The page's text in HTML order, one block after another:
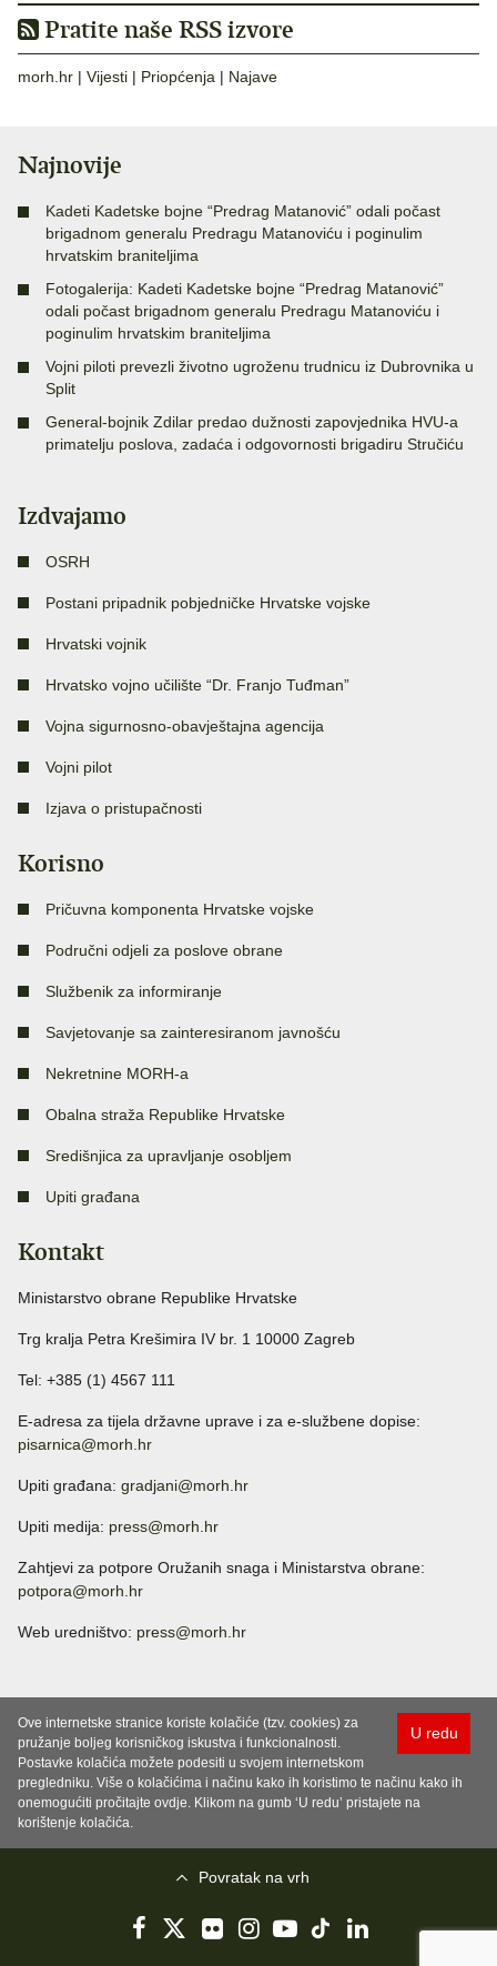
Pratite naše RSS izvore
morh.hr | Vijesti | Priopćenja | Najave
Najnovije
Kadeti Kadetske bojne “Predrag Matanović” odali počast
brigadnom generalu Predragu Matanoviću i poginulim
hrvatskim braniteljima
Fotogalerija: Kadeti Kadetske bojne “Predrag Matanović”
odali počast brigadnom generalu Predragu Matanoviću i
poginulim hrvatskim braniteljima
Vojni piloti prevezli životno ugroženu trudnicu iz Dubrovnika u
Split
General-bojnik Zdilar predao dužnosti zapovjednika HVU-a
primatelju poslova, zadaća i odgovornosti brigadiru Stručiću
Izdvajamo
OSRH
Postani pripadnik pobjedničke Hrvatske vojske
Hrvatski vojnik
Hrvatsko vojno učilište “Dr. Franjo Tuđman”
Vojna sigurnosno-obavještajna agencija
Vojni pilot
Izjava o pristupačnosti
Korisno
Pričuvna komponenta Hrvatske vojske
Područni odjeli za poslove obrane
Službenik za informiranje
Savjetovanje sa zainteresiranom javnošću
Nekretnine MORH-a
Obalna straža Republike Hrvatske
Središnjica za upravljanje osobljem
Upiti građana
Kontakt
Ministarstvo obrane Republike Hrvatske
Trg kralja Petra Krešimira IV br. 1 10000 Zagreb
Tel: +385 (1) 4567 111
E-adresa za tijela državne uprave i za e-službene dopise:
pisarnica@morh.hr
Upiti građana: gradjani@morh.hr
Upiti medija: press@morh.hr
Zahtjevi za potpore Oružanih snaga i Ministarstva obrane:
potpora@morh.hr
Web uredništvo: press@morh.hr
U redu
Ove internetske stranice koriste kolačiće (tzv. cookies) za
pružanje boljeg korisničkog iskustva i funkcionalnosti.
Postavke kolačića možete podesiti u svojem internetskom
pregledniku. Više o kolačićima i načinu kako ih koristimo te načinu kako ih
onemogućiti pročitajte ovdje. Klikom na gumb ‘U redu’ pristajete na
korištenje kolačića.
Povratak na vrh